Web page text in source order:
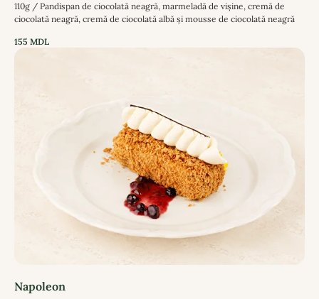
110g / Pandispan de ciocolată neagră, marmeladă de vișine, cremă de
ciocolată neagră, cremă de ciocolată albă și mousse de ciocolată neagră
155 MDL
Napoleon